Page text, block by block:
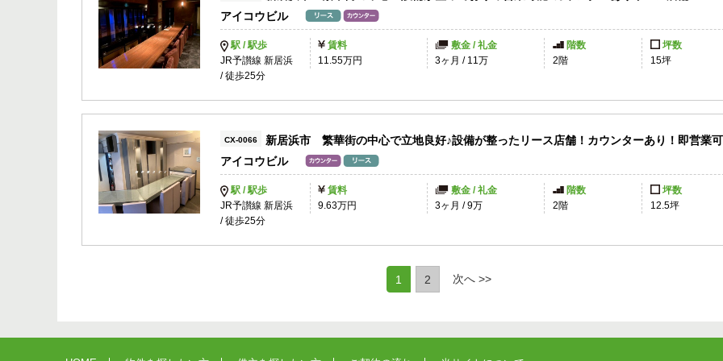
アイコウビル
駅 / 駅歩
JR予讃線 新居浜
/ 徒歩25分
賃料
11.55万円
敷金 / 礼金
3ヶ月 / 11万
階数
2階
坪数
15坪
CX-0066
新居浜市 繁華街の中心で立地良好♪設備が整ったリース店舗！カウンターあり！即営業可
アイコウビル
駅 / 駅歩
JR予讃線 新居浜
/ 徒歩25分
賃料
9.63万円
敷金 / 礼金
3ヶ月 /9万
階数
2階
坪数
12.5坪
1 (current)
2 次へ >>